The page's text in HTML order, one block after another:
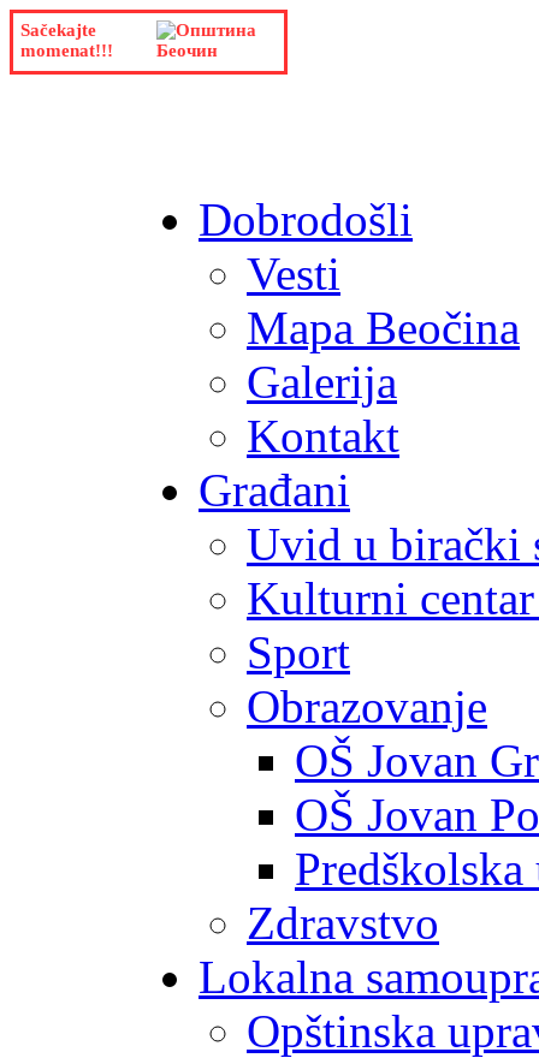
Sačekajte
momenat!!!
Dobrodošli
Vesti
Mapa Beočina
Galerija
Kontakt
Građani
Uvid u birački
Kulturni
Sport
Obrazovanje
OŠ Jovan
OŠ Jovan
Predškolska
Zdravstvo
Lokalna
Opštinska